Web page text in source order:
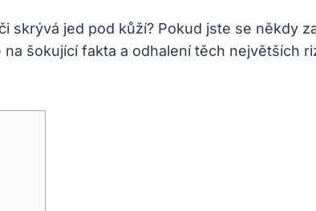
skrývá jed pod kůží? Pokud jste se někdy
šokující fakta a odhalení těch největších